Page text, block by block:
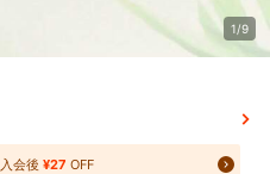
1/9
入会後¥27 OFF